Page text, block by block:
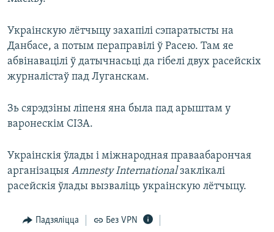
Украінскую лётчыцу захапілі сэпаратысты на
Данбасе, а потым пераправілі ў Расею. Там яе
абвінавацілі ў датычнасьці да гібелі двух расейскіх
журналістаў пад Луганскам.
Зь сярэдзіны ліпеня яна была пад арыштам у
варонескім СІЗА.
Украінскія ўлады і міжнародная праваабарончая
арганізацыя Amnesty Internationalзаклікалі
расейскія ўлады вызваліць украінскую лётчыцу.
Падзяліцца Без VPN